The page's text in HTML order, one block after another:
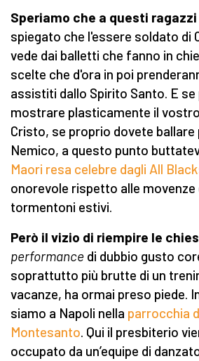
Speriamo che a questi ragazzi
spiegato che l'essere soldato di
vede dai balletti che fanno in
scelte che d'ora in poi
assistiti dallo Spirito Santo. E
mostrare plasticamente il
Cristo, se proprio dovete ballare
Nemico, a questo punto
Maori resa celebre dagli All
onorevole rispetto alle
tormentoni estivi.
Però il vizio di riempire le
performance di dubbio gusto
soprattutto più brutte di un
vacanze, ha ormai preso piede.
siamo a Napoli nella parrocchia
Montesanto. Qui il presbiterio
occupato da un’equipe di